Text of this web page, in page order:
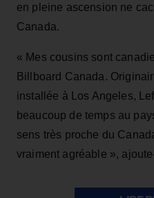
en pleine ascension ne
Canada.
« Mes cousins sont
Billboard Canada.
installée à Los Angeles,
beaucoup de temps au
sens très proche du
vraiment agréable »,